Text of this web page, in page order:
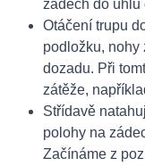
zádech do úhlu
Otáčení trupu
podložku, nohy
dozadu. Při
zátěže,
Střídavě
polohy na
Začínáme z